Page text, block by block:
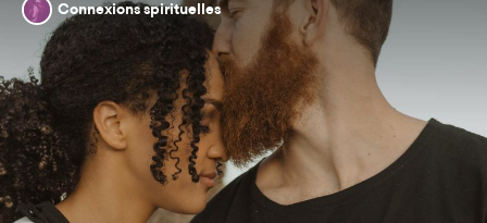
Connexions spirituelles